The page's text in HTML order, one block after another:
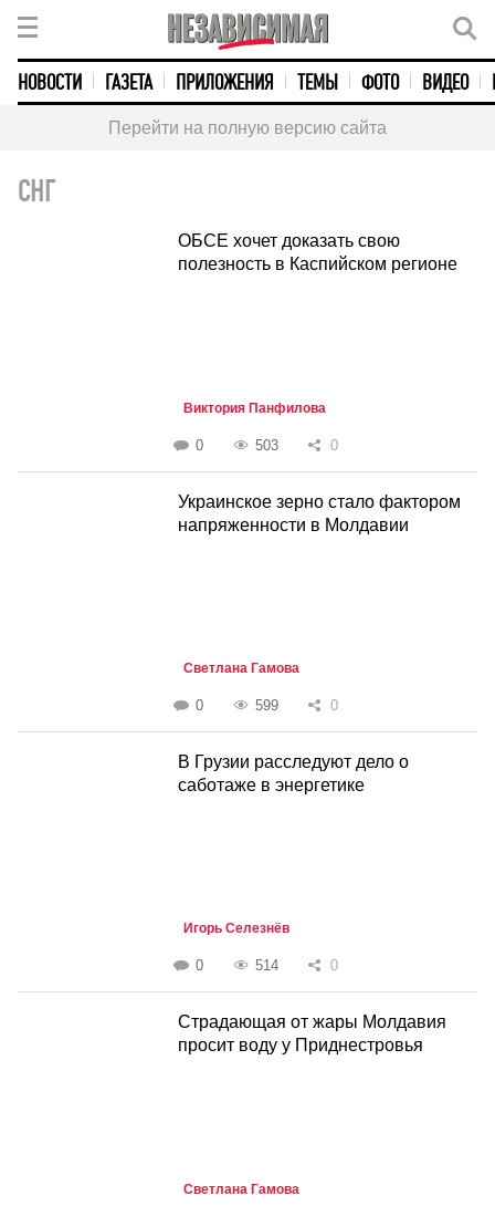
НОВОСТИ ГАЗЕТА ПРИЛОЖЕНИЯ ТЕМЫ ФОТО ВИДЕО
Перейти на полную версию сайта
СНГ
ОБСЕ хочет доказать свою
полезность в Каспийском регионе
Виктория Панфилова
0 503 0
Украинское зерно стало фактором
напряженности в Молдавии
Светлана Гамова
0 599 0
В Грузии расследуют дело о
саботаже в энергетике
Игорь Селезнёв
0 514 0
Страдающая от жары Молдавия
просит воду у Приднестровья
Светлана Гамова